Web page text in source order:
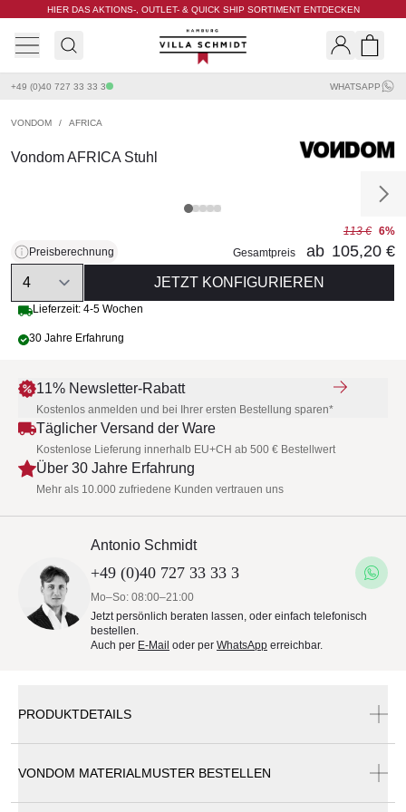
HIER DAS AKTIONS-, OUTLET- & QUICK SHIP SORTIMENT ENTDECKEN
Villa Schmidt
+49 (0)40 727 33 33 3 WHATSAPP
VONDOM / AFRICA
Vondom AFRICA Stuhl
Preisberechnung
113 € 6%
Gesamtpreis
ab 105,20 €
Quantity
JETZT KONFIGURIEREN
Lieferzeit: 4-5 Wochen
30 Jahre Erfahrung
11% Newsletter-Rabatt
Kostenlos anmelden und bei Ihrer ersten Bestellung sparen*
Täglicher Versand der Ware
Kostenlose Lieferung innerhalb EU+CH ab 500 € Bestellwert
Über 30 Jahre Erfahrung
Mehr als 10.000 zufriedene Kunden vertrauen uns
Antonio Schmidt
+49 (0)40 727 33 33 3
Mo–So: 08:00–21:00
Jetzt persönlich beraten lassen, oder einfach telefonisch
bestellen.
Auch per E-Mail oder per WhatsApp erreichbar.
PRODUKTDETAILS
Vondom AFRICA Stuhl
VONDOM MATERIALMUSTER BESTELLEN